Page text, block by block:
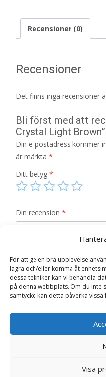
För att ge en bra upplevelse
lagra och/eller komma åt
dessa tekniker kan vi behandla
på denna webbplats. Om du inte
samtycke kan detta påverka
Visa
Recensioner (0)
Recensioner
Det finns inga recensioner
Bli först med att
Crystal Light Brown”
Din e-postadress kommer
är märkta *
Ditt betyg *
Din recension *
Namn*
E-post*
Spara mitt namn, min e-
denna webbläsare till nästa